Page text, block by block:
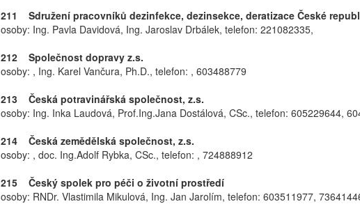
211 Sdružení pracovníků dezinfekce, dezinsekce, deratizace České
osoby: Ing. Pavla Davidová, Ing. Jaroslav Drbálek, telefon: 221082335,
212 Společnost dopravy z.s.
osoby: , Ing. Karel Vančura, Ph.D., telefon: , 603488779
213 Česká potravinářská společnost, z.s.
osoby: Ing. Inka Laudová, Prof.Ing.Jana Dostálová, CSc., telefon: 605229644,
214 Česká zemědělská společnost, z.s.
osoby: , doc. Ing.Adolf Rybka, CSc., telefon: , 724888912
215 Český spolek pro péči o životní prostředí
osoby: RNDr. Vlastimila Mikulová, Ing. Jan Jarolím, telefon: 603511977,